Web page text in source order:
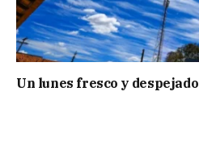
Un lunes fresco y despejado